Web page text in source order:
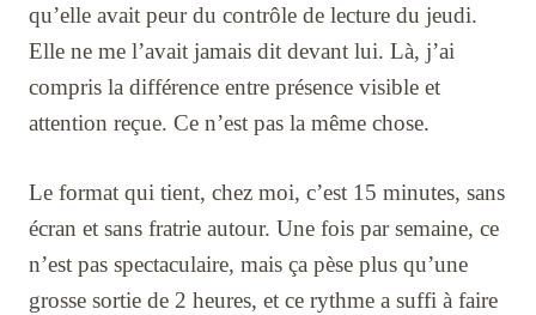
qu’elle avait peur du contrôle de lecture du jeudi.
Elle ne me l’avait jamais dit devant lui. Là, j’ai
compris la différence entre présence visible et
attention reçue. Ce n’est pas la même chose.
Le format qui tient, chez moi, c’est 15 minutes, sans
écran et sans fratrie autour. Une fois par semaine, ce
n’est pas spectaculaire, mais ça pèse plus qu’une
grosse sortie de 2 heures, et ce rythme a suffi à faire